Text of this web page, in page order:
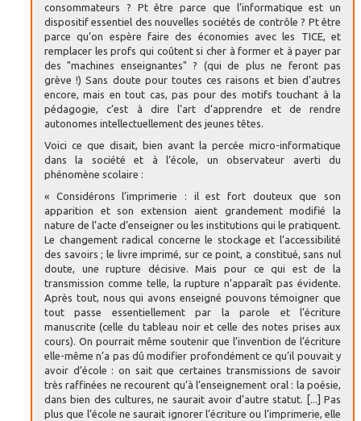
consommateurs ? Pt être parce que l’informatique est un
dispositif essentiel des nouvelles sociétés de contrôle ? Pt être
parce qu’on espère faire des économies avec les TICE, et
remplacer les profs qui coûtent si cher à former et à payer par
des "machines enseignantes" ? (qui de plus ne feront pas
grève !) Sans doute pour toutes ces raisons et bien d’autres
encore, mais en tout cas, pas pour des motifs touchant à la
pédagogie, c’est à dire l’art d’apprendre et de rendre
autonomes intellectuellement des jeunes têtes.
Voici ce que disait, bien avant la percée micro-informatique
dans la société et à l’école, un observateur averti du
phénomène scolaire :
« Considérons l’imprimerie : il est fort douteux que son
apparition et son extension aient grandement modifié la
nature de l’acte d’enseigner ou les institutions qui le pratiquent.
Le changement radical concerne le stockage et l’accessibilité
des savoirs ; le livre imprimé, sur ce point, a constitué, sans nul
doute, une rupture décisive. Mais pour ce qui est de la
transmission comme telle, la rupture n’apparaît pas évidente.
Après tout, nous qui avons enseigné pouvons témoigner que
tout passe essentiellement par la parole et l’écriture
manuscrite (celle du tableau noir et celle des notes prises aux
cours). On pourrait même soutenir que l’invention de l’écriture
elle-même n’a pas dû modifier profondément ce qu’il pouvait y
avoir d’école : on sait que certaines transmissions de savoir
très raffinées ne recourent qu’à l’enseignement oral : la poésie,
dans bien des cultures, ne saurait avoir d’autre statut. [...] Pas
plus que l’école ne saurait ignorer l’écriture ou l’imprimerie, elle